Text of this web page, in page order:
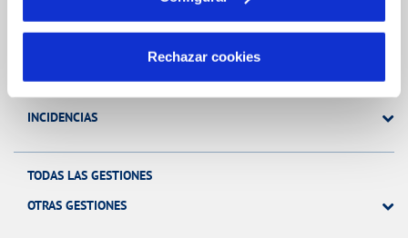
Rechazar cookies
FACTURAS, PAGOS Y CONSUMOS
MODIFICACIÓN DE DATOS
INCIDENCIAS
TODAS LAS GESTIONES
OTRAS GESTIONES